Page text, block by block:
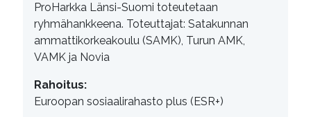
ProHarkka Länsi-Suomi toteutetaan
ryhmähankkeena. Toteuttajat: Satakunnan
ammattikorkeakoulu (SAMK), Turun AMK,
VAMK ja Novia
Rahoitus:
Euroopan sosiaalirahasto plus (ESR+)